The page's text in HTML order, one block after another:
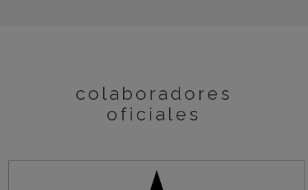
colaboradores
oficiales